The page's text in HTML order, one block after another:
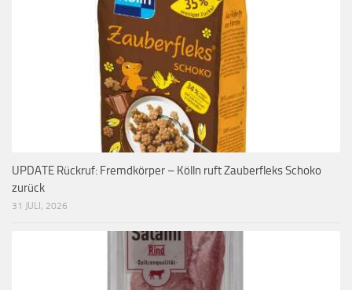
UPDATE Rückruf: Fremdkörper – Kölln ruft Zauberfleks Schoko
zurück
31 JULI, 2026